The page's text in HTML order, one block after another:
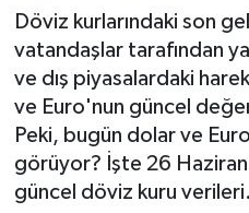
Döviz kurlarındaki son
vatandaşlar tarafından
ve dış piyasalardaki
ve Euro'nun güncel
Peki, bugün dolar ve
görüyor? İşte 26
güncel döviz kuru
Son Dakika Haberleri
Haber Arşivi